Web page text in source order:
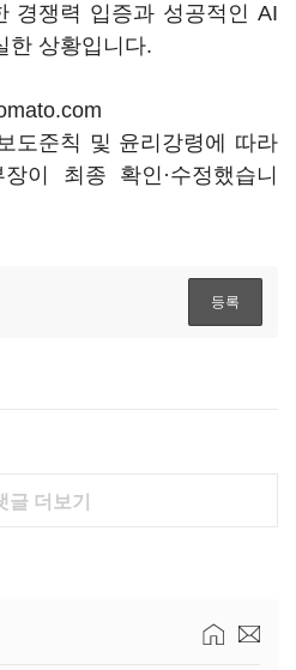
경쟁력 입증과 성공적인 AI
한 상황입니다.
도준칙 및 윤리강령에 따라
이 최종 확인·수정했습니
글 더보기